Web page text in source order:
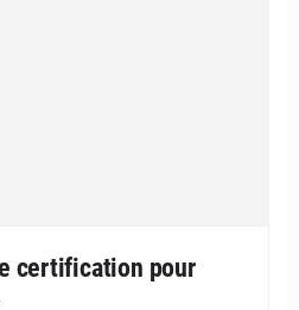
certification pour